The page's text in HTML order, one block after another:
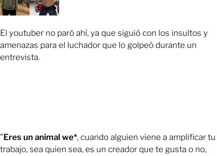
El youtuber no paró ahí, ya que siguió con los insultos y
amenazas para el luchador que lo golpeó durante un
entrevista.
"Eres un animal we*, cuando alguien viene a amplificar tu
trabajo, sea quien sea, es un creador que te gusta o no,